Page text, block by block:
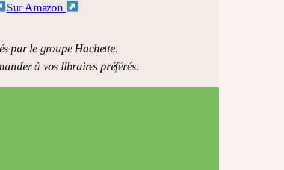
Sur Amazon
par le groupe Hachette.
à vos libraires préférés.